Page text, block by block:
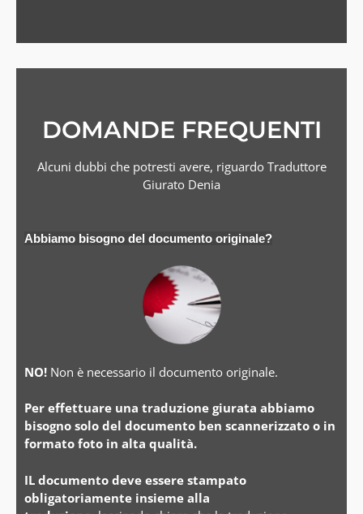
DOMANDE FREQUENTI
Alcuni dubbi che potresti avere, riguardo Traduttore
Giurato Denia
Abbiamo bisogno del documento originale?
NO! Non è necessario il documento originale.
Per effettuare una traduzione giurata abbiamo
bisogno solo del documento ben scannerizzato o in
formato foto in alta qualità.
IL documento deve essere stampato
obligatoriamente insieme alla